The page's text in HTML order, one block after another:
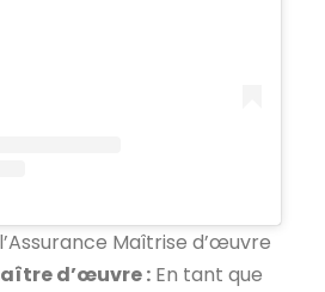
Maîtrise d’œuvre
d’œuvre : En tant que